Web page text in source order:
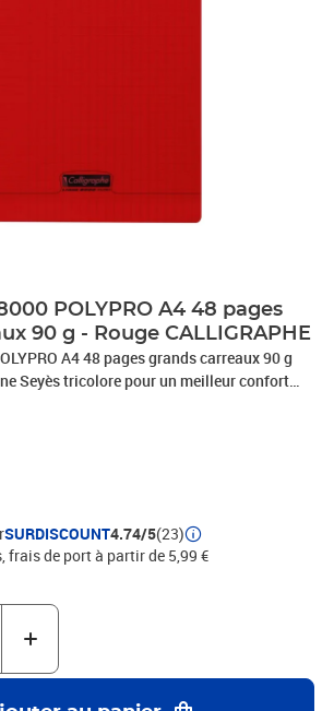
POLYPRO A4 48 pages
90 g - Rouge CALLIGRAPHE
A4 48 pages grands carreaux 90 g
Seyès tricolore pour un meilleur confort
lignes d'écriture en violet et interlignes
! Papier Vélin Surfin 90 g. Certifié PEFC,
des forêts. Fabriqué en France.
SURDISCOUNT4.74/5(23)
frais de port à partir de 5,99 €